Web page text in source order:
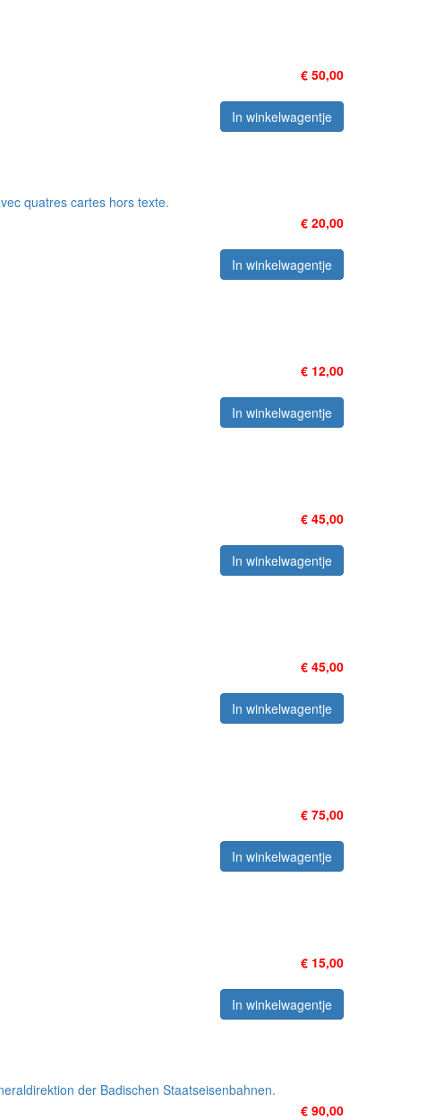
€ 50,00
In winkelwagentje
quatres cartes hors texte.
€ 20,00
In winkelwagentje
€ 12,00
In winkelwagentje
€ 45,00
In winkelwagentje
€ 45,00
In winkelwagentje
€ 75,00
In winkelwagentje
€ 15,00
In winkelwagentje
der Badischen Staatseisenbahnen.
€ 90,00